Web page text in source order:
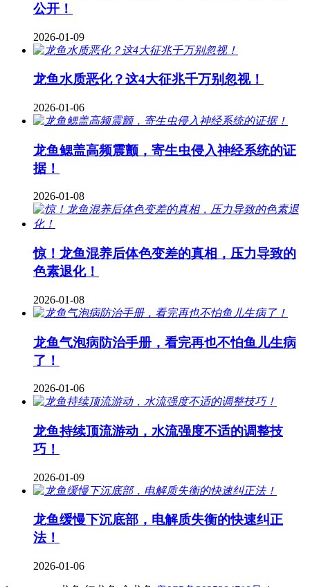
公开！
2026-01-09
龙鱼水质恶化？这4大征兆千万别忽视！
2026-01-06
龙鱼鳃盖高频震颤，寄生虫侵入神经系统的证
据！
2026-01-08
惊！龙鱼混养后体色变差的真相，压力导致的
色素退化！
2026-01-08
龙鱼气泡病防治手册，看完再也不怕鱼儿生病
了！
2026-01-06
龙鱼持续顶流游动，水流强度不适的调整技
巧！
2026-01-09
龙鱼缓慢下沉底部，电解质失衡的快速纠正
法！
2026-01-06